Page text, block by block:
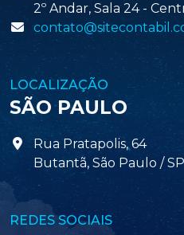
2º Andar, Sala 24 -
LOCALIZAÇÃO
SÃO PAULO
Rua Pratapolis, 64
Butantã, São Paulo / SP
REDES SOCIAIS